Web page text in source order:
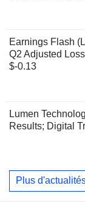
Earnings Flash
Q2 Adjusted
$-0.13
Lumen
Results; Digital
Plus